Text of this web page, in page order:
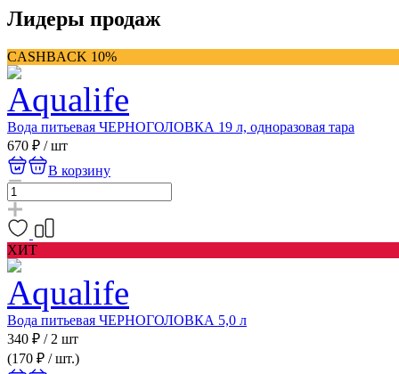
Лидеры продаж
CASHBACK 10%
Вода питьевая ЧЕРНОГОЛОВКА 19 л, одноразовая тара
670 ₽ /шт
В корзину
ХИТ
Вода питьевая ЧЕРНОГОЛОВКА 5,0 л
340 ₽ / 2 шт
(170 ₽ / шт.)